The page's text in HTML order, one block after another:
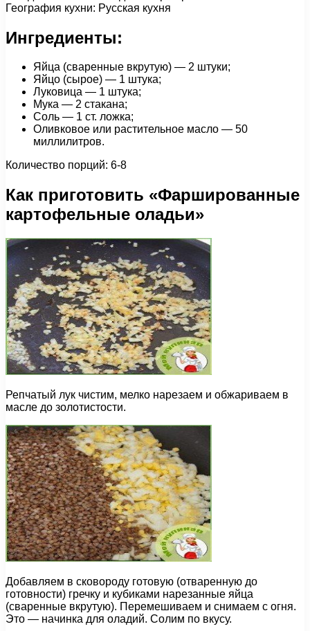
География кухни: Русская кухня
Ингредиенты:
Яйца (сваренные вкрутую) — 2 штуки;
Яйцо (сырое) — 1 штука;
Луковица — 1 штука;
Мука — 2 стакана;
Соль — 1 ст. ложка;
Оливковое или растительное масло — 50
миллилитров.
Количество порций: 6-8
Как приготовить «Фаршированные
картофельные оладьи»
Репчатый лук чистим, мелко нарезаем и обжариваем в
масле до золотистости.
Добавляем в сковороду готовую (отваренную до
готовности) гречку и кубиками нарезанные яйца
(сваренные вкрутую). Перемешиваем и снимаем с огня.
Это — начинка для оладий. Солим по вкусу.